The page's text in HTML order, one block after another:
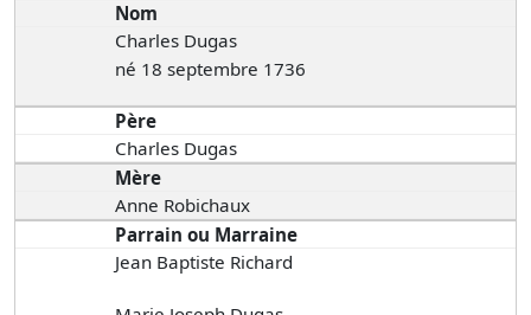
Nom
Charles Dugas
né 18 septembre 1736
Père
Charles Dugas
Mère
Anne Robichaux
Parrain ou Marraine
Jean Baptiste Richard